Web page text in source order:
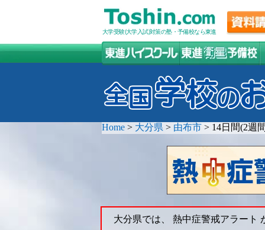
大学受験(大学入試)対策の塾・予備校なら東進
Home > 大分県 > 由布市 > 14日間(2週
大分県では、 熱中症警戒アラート